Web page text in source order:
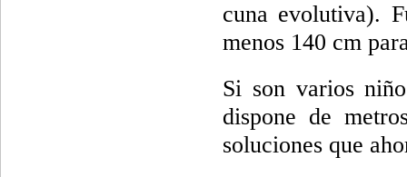
cuna evolutiva).
menos 140 cm
Si son varios
dispone de
soluciones que